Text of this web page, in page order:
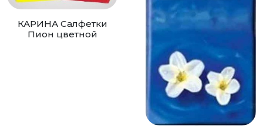
КАРИНА Салфетки
Пион цветной